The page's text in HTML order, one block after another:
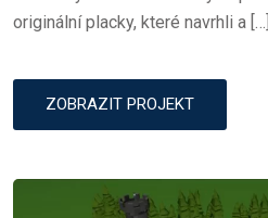
originální placky, které navrhli a […]
ZOBRAZIT PROJEKT